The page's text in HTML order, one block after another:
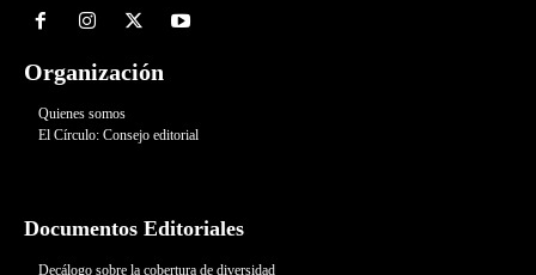
Organización
Quienes somos
El Círculo: Consejo editorial
Documentos Editoriales
Decálogo sobre la cobertura de diversidad